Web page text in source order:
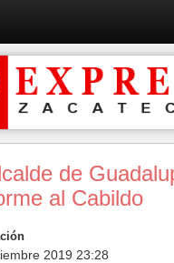
de
al Cabildo
2019 23:28